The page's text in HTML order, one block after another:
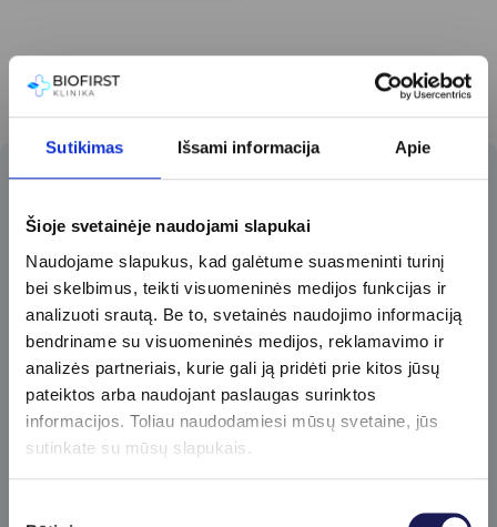
Sutikimas Išsami informacija Apie
Šioje svetainėje naudojami slapukai
Naudojame slapukus, kad galėtume suasmeninti turinį
bei skelbimus, teikti visuomeninės medijos funkcijas ir
analizuoti srautą. Be to, svetainės naudojimo informaciją
bendriname su visuomeninės medijos, reklamavimo ir
analizės partneriais, kurie gali ją pridėti prie kitos jūsų
pateiktos arba naudojant paslaugas surinktos
informacijos. Toliau naudodamiesi mūsų svetaine, jūs
sutinkate su mūsų slapukais.
Prenumeruokite
naujienlaiškį​
Pirmieji gaukite specialius klinikos
pasiūlymus ir sužinokite apie naujienas!